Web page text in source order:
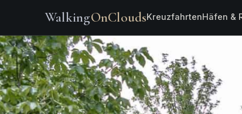
WalkingOnCloudsKreuzfahrtenHäfen &